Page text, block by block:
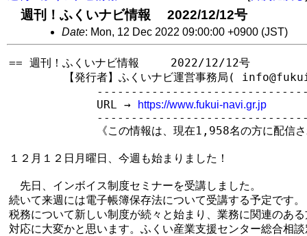
週刊！ふくいナビ情報 2022/12/12号
Date: Mon, 12 Dec 2022 09:00:00 +0900 (JST)
== 週刊！ふくいナビ情報　   2022/12/12号
【発行者】ふくいナビ運営事務局(
URL →
https://www.fukui-navi.gr.jp
《この情報は、現在1,958名の方に配信され
１２月１２日月曜日、今週も始まりました！
先日、インボイス制度セミナーを受講しました。
続いて来週には電子帳簿保存法について受講する予定です。
税務について新しい制度が続々と始まり、業務に関連のあ
対応に大変かと思います。ふくい産業支援センター総合相